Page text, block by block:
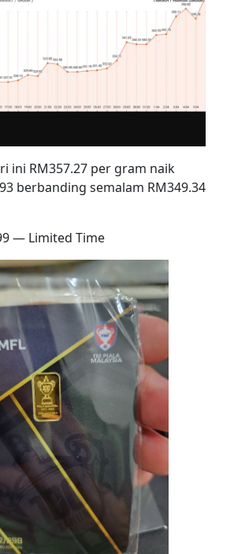
ini RM357.27 per gram naik
berbanding semalam RM349.34
— Limited Time